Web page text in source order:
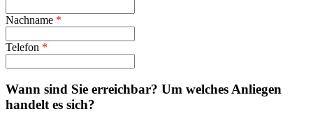
Nachname *
Telefon *
Wann sind Sie erreichbar? Um welches Anliegen
handelt es sich?